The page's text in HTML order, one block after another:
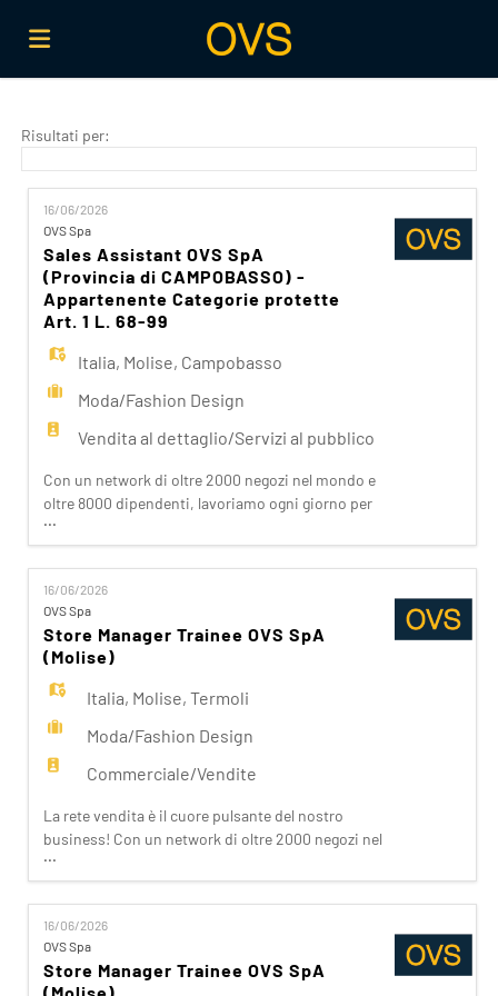
Offerte
di
Carica
EN
FR
IT
DE
ES
PT
Risultati per:
16/06/2026
OVS Spa
Sales Assistant OVS SpA
(Provincia di CAMPOBASSO) -
Appartenente Categorie protette
Art. 1 L. 68-99
Italia, Molise, Campobasso
Moda/Fashion Design
Vendita al dettaglio/Servizi al pubblico
Con un network di oltre 2000 negozi nel mondo e
oltre 8000 dipendenti, lavoriamo ogni giorno per
realizzare la nostra mission di rendere il bello
accessibile a tutti. Facciamo la differenza per i
nostri clienti attraverso i brand del nostro gruppo:
OVS, OVS Kids, UPIM, Blukids, Goldenpoint, Shaka,
Croff, Les Copains, Stefanel. Ogni giorno
prepariam
...
16/06/2026
OVS Spa
Store Manager Trainee OVS SpA
(Molise)
Italia, Molise,Termoli
Moda/Fashion Design
Commerciale/Vendite
La rete vendita è il cuore pulsante del nostro
business! Con un network di oltre 2000 negozi nel
mondo e oltre 8000 dipendenti, lavoriamo ogni
giorno per realizzare la nostra mission di rendere il
bello accessibile a tutti. Facciamo la differenza per
i nostri clienti attraverso i brand del nostro
gruppo: OVS, OVS Kids, UPIM, Blukids,
Goldenpoint, S
...
16/06/2026
OVS Spa
Store Manager Trainee OVS SpA